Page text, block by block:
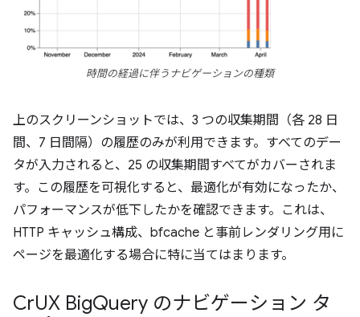
時間の経過に伴うナビゲーションの種類
上のスクリーンショットでは、3 つの収集期間（各 28 日
間、7 日間隔）の履歴のみが利用できます。すべてのデー
タが入力されると、25 の収集期間すべてがカバーされま
す。この履歴を可視化すると、最適化が有効になったか、
パフォーマンスが低下したかを確認できます。これは、
HTTP キャッシュ構成、bfcache と事前レンダリング用に
ページを最適化する場合に特に当てはまります。
CrUX BigQuery のナビゲーション タ